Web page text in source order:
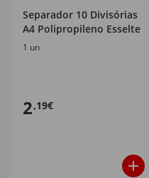
Separador 10 Divisórias
A4 Polipropileno Esselte
1 un
2,19€